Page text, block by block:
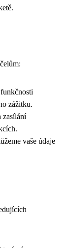
zážitku.
zasílání
vaše údaje